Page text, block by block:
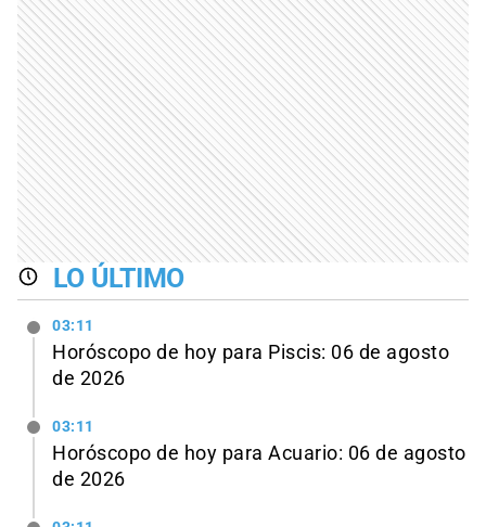
LO ÚLTIMO
03:11
Horóscopo de hoy para Piscis: 06 de agosto
de 2026
03:11
Horóscopo de hoy para Acuario: 06 de agosto
de 2026